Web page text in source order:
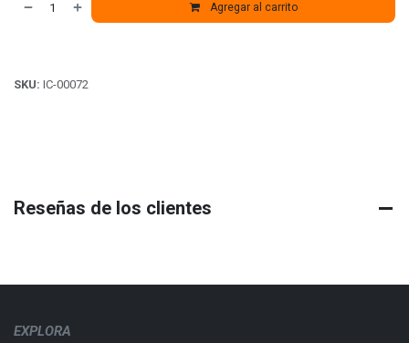
Agregar al carrito
SKU: IC-00072
Reseñas de los clientes
EXPLORA